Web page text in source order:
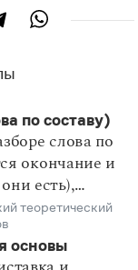
наречий на -о
по составу)
слова по
окончание и
есть),
к
теоретический
основы